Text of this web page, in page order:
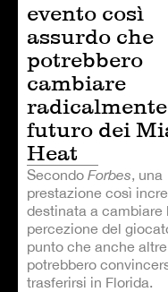
evento così
assurdo che
potrebbero
cambiare
futuro dei
Heat
Secondo Forbes, una
prestazione così
destinata a cambiare
percezione del
punto che anche
potrebbero
trasferirsi in Florida.